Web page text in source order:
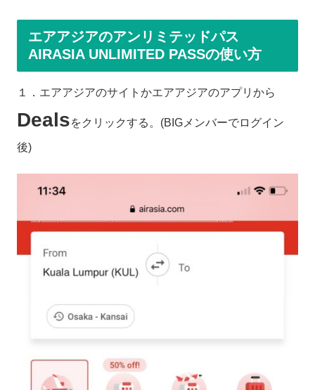
エアアジアのアンリミテッドパス
AIRASIA UNLIMITED PASSの使い方
１．エアアジアのサイトかエアアジアのアプリから
Dealsをクリックする。(BIGメンバーでログイン
後)